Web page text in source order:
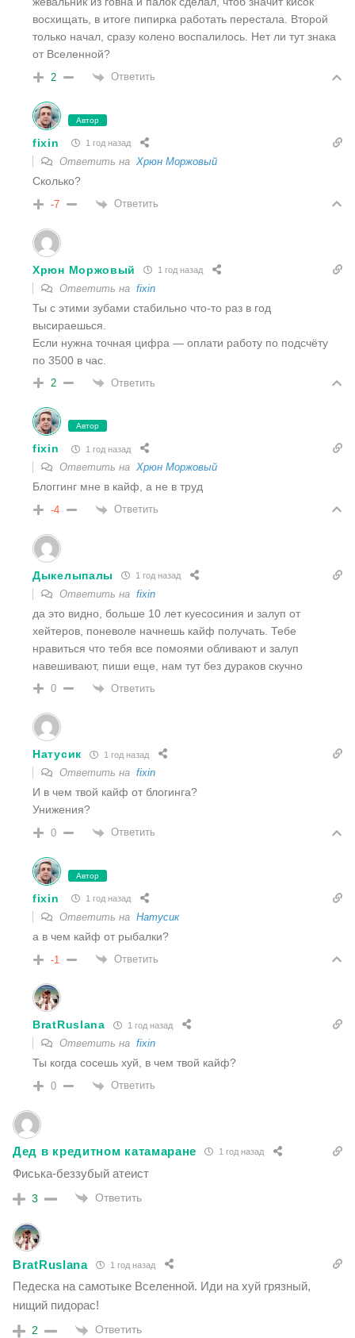
восхищать, в итоге пипирка работать перестала. Второй
только начал, сразу колено воспалилось. Нет ли тут знака
от Вселенной?
2 Ответить
Автор
fixin 1 год назад
Ответить на Хрюн Моржовый
Сколько?
-7 Ответить
Хрюн Моржовый 1 год назад
Ответить на fixin
Ты с этими зубами стабильно что-то раз в год
высираешься.
Если нужна точная цифра — оплати работу по подсчёту
по 3500 в час.
2 Ответить
Автор
fixin 1 год назад
Ответить на Хрюн Моржовый
Блоггинг мне в кайф, а не в труд
-4 Ответить
Дыкелыпалы 1 год назад
Ответить на fixin
да это видно, больше 10 лет куесосиния и залуп от
хейтеров, поневоле начнешь кайф получать. Тебе
нравиться что тебя все помоями обливают и залуп
навешивают, пиши еще, нам тут без дураков скучно
0 Ответить
Натусик 1 год назад
Ответить на fixin
И в чем твой кайф от блогинга?
Унижения?
0 Ответить
Автор
fixin 1 год назад
Ответить на Натусик
а в чем кайф от рыбалки?
-1 Ответить
BratRuslana 1 год назад
Ответить на fixin
Ты когда сосешь хуй, в чем твой кайф?
0 Ответить
Дед в кредитном катамаране 1 год назад
Фиська-беззубый атеист
3 Ответить
BratRuslana 1 год назад
Педеска на самотыке Вселенной. Иди на хуй грязный,
нищий пидорас!
2 Ответить